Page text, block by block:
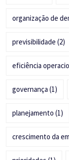
organização de
previsibilidade (2)
eficiência
governança (1)
planejamento (1)
crescimento da